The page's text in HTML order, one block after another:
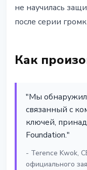
не научилась
после серии
Как
"Мы
связанный с
ключей,
Foundation."
- Terence Kwok,
официального